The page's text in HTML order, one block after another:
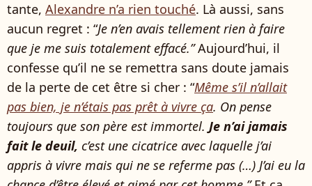
tante, Alexandre n’a rien touché. Là aussi, sans
aucun regret : “Je n’en avais tellement rien à faire
que je me suis totalement effacé.”Aujourd’hui, il
confesse qu’il ne se remettra sans doute jamais
de la perte de cet être si cher : “Même s’il n’allait
pas bien, je n’étais pas prêt à vivre ça. On pense
toujours que son père est immortel. Je n’ai jamais
fait le deuil, c’est une cicatrice avec laquelle j’ai
appris à vivre mais qui ne se referme pas (…) J’ai eu la